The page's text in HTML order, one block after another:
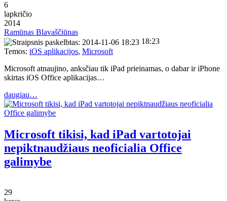
6
lapkričio
2014
Ramūnas Blavaščiūnas
18:23
Temos: iOS aplikacijos, Microsoft
Microsoft atnaujino, anksčiau tik iPad prieinamas, o dabar ir iPhone
skirtas iOS Office aplikacijas…
daugiau…
Microsoft tikisi, kad iPad vartotojai
nepiktnaudžiaus neoficialia Office
galimybe
29